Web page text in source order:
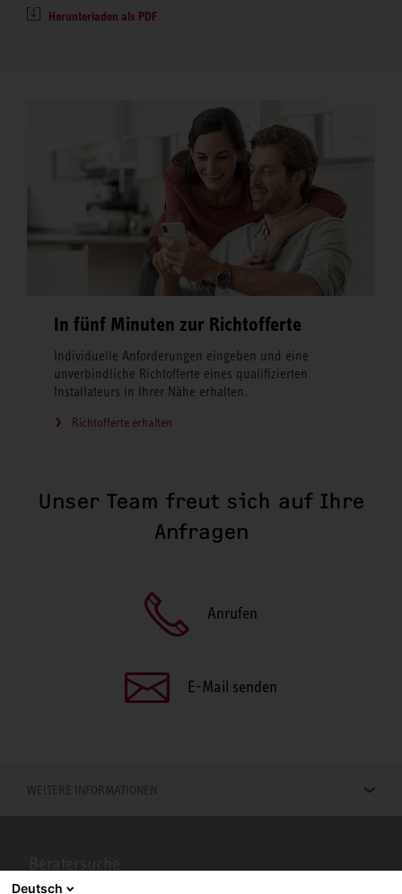
Herunterladen als PDF
In fünf Minuten zur Richtofferte
Individuelle Anforderungen eingeben und eine
unverbindliche Richtofferte eines qualifizierten
Installateurs in Ihrer Nähe erhalten.
Richtofferte erhalten
Unser Team freut sich auf Ihre
Anfragen
Anrufen
E-Mail senden
WEITERE INFORMATIONEN
Deutsch